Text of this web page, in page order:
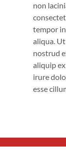
non
tempor
aliqua.
nostrud
aliquip
irure
esse